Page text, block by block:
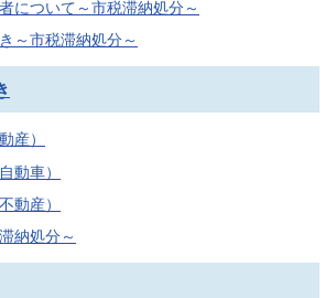
について～市税滞納処分～
～市税滞納処分～
産）
動車）
動産）
納処分～